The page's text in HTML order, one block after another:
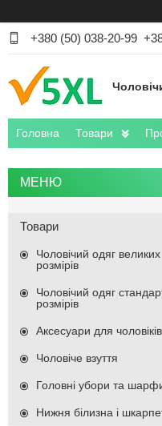
+380 (50) 038-20-99
Головна Товари
Товари
Чоловічий одяг великих
розмірів
Чоловічий одяг
розмірів
Аксесуари для чоловіків
Чоловіче взуття
Головні убори та
Нижня білизна і